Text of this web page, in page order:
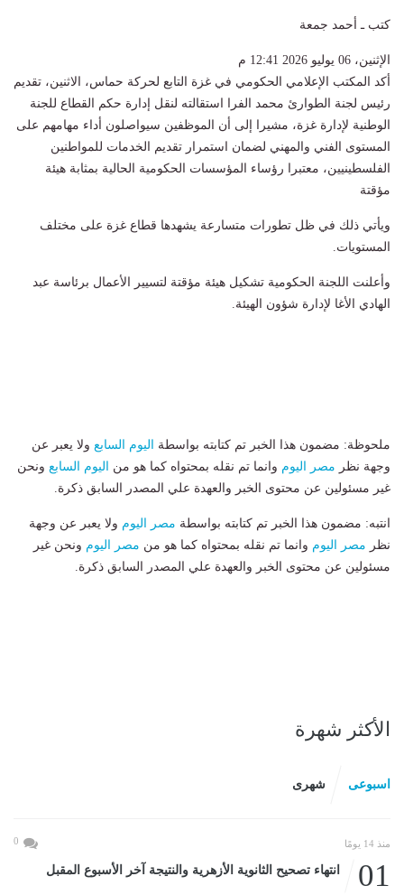
كتب ـ أحمد جمعة
الإثنين، 06 يوليو 2026 12:41 م
أكد المكتب الإعلامي الحكومي في غزة التابع لحركة حماس، الاثنين، تقديم
رئيس لجنة الطوارئ محمد الفرا استقالته لنقل إدارة حكم القطاع للجنة
الوطنية لإدارة غزة، مشيرا إلى أن الموظفين سيواصلون أداء مهامهم على
المستوى الفني والمهني لضمان استمرار تقديم الخدمات للمواطنين
الفلسطينيين، معتبرا رؤساء المؤسسات الحكومية الحالية بمثابة هيئة
مؤقتة
ويأتي ذلك في ظل تطورات متسارعة يشهدها قطاع غزة على مختلف
المستويات.
وأعلنت اللجنة الحكومية تشكيل هيئة مؤقتة لتسيير الأعمال برئاسة عبد
الهادي الأغا لإدارة شؤون الهيئة.
ملحوظة: مضمون هذا الخبر تم كتابته بواسطة اليوم السابع ولا يعبر عن
وجهة نظر مصر اليوم وانما تم نقله بمحتواه كما هو من اليوم السابع ونحن
غير مسئولين عن محتوى الخبر والعهدة علي المصدر السابق ذكرة.
انتبه: مضمون هذا الخبر تم كتابته بواسطة مصر اليوم ولا يعبر عن وجهة
نظر مصر اليوم وانما تم نقله بمحتواه كما هو من مصر اليوم ونحن غير
مسئولين عن محتوى الخبر والعهدة علي المصدر السابق ذكرة.
الأكثر شهرة
اسبوعى شهرى
منذ 14 يومًا 0
01 انتهاء تصحيح الثانوية الأزهرية والنتيجة آخر الأسبوع المقبل